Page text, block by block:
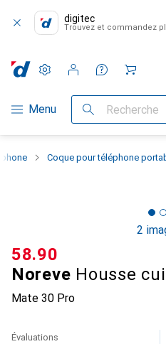
digitec
Trouvez et commandez
Navigation par catégorie
Menu Recherche
Paramètres
Compte client
Listes de comparaison
Listes d'envies
Panier
Coque pour téléphone
2
Noreve Housse
Mate 30 Pro
CHF
58.90
Évaluations